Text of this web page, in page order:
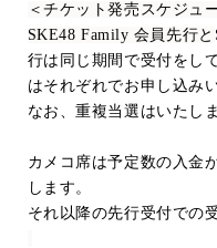
＜チケット発売スケジュ
SKE48 Family 会員先行と
行は同じ期間で受付をし
はそれぞれでお申し込み
なお、重複当選はいたし
カメコ席は予定数の入金
します。
それ以降の先行受付での